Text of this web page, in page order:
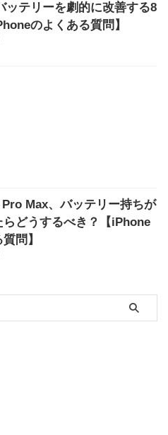
ッテリーを劇的に改善する8
のよくある質問】
Max、バッテリー持ちが
らどうするべき？【iPhone
問】